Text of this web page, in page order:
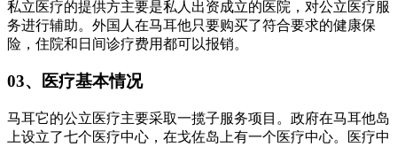
私立医疗的提供方主要是私人出资成立的医院，对公立医疗服
务进行辅助。外国人在马耳他只要购买了符合要求的健康保
险，住院和日间诊疗费用都可以报销。
03、医疗基本情况
马耳它的公立医疗主要采取一揽子服务项目。政府在马耳他岛
上设立了七个医疗中心，在戈佐岛上有一个医疗中心。医疗中